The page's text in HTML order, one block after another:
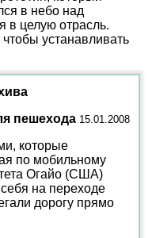
в небо над
в целую отрасль.
устанавливать
пешехода 15.01.2008
которые
по мобильному
Огайо (США)
на переходе
дорогу прямо